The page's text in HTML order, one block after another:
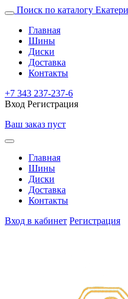
Поиск по каталогу
Главная
Шины
Диски
Доставка
Контакты
+7 343 237-237-6
Вход Регистрация
Ваш заказ пуст
Главная
Шины
Диски
Доставка
Контакты
Вход в кабинет Регистрация